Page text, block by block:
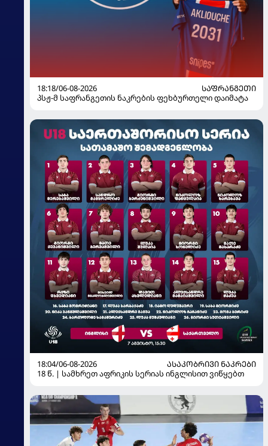
18:18/06-08-2026
ᲡᲐᲤᲠᲐᲜᲒᲔᲗᲘ
პსჟ-მ საფრანგეთის ნაკრების ფეხბურთელი დაიმატა
18:04/06-08-2026
ᲐᲡᲐᲙᲝᲑᲠᲘᲕᲘ ᲜᲐᲙᲠᲔᲑᲘ
18 წ. | სამხრეთ აფრიკის სერიას ინგლისით ვიწყებთ